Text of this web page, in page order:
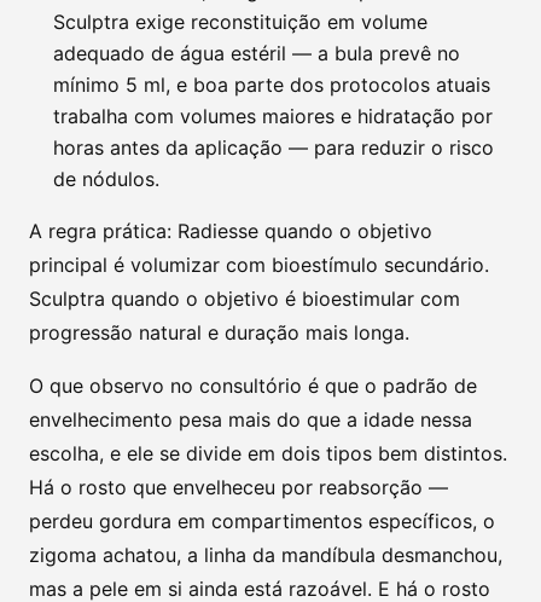
Sculptra exige reconstituição em volume
adequado de água estéril — a bula prevê no
mínimo 5 ml, e boa parte dos protocolos atuais
trabalha com volumes maiores e hidratação por
horas antes da aplicação — para reduzir o risco
de nódulos.
A regra prática: Radiesse quando o objetivo
principal é volumizar com bioestímulo secundário.
Sculptra quando o objetivo é bioestimular com
progressão natural e duração mais longa.
O que observo no consultório é que o padrão de
envelhecimento pesa mais do que a idade nessa
escolha, e ele se divide em dois tipos bem distintos.
Há o rosto que envelheceu por reabsorção —
perdeu gordura em compartimentos específicos, o
zigoma achatou, a linha da mandíbula desmanchou,
mas a pele em si ainda está razoável. E há o rosto